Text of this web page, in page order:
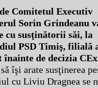
Comitetul Executiv
Sorin Grindeanu
cu susţinătorii săi, la
PSD Timiş, filială
înainte de decizia
îşi arate susţinerea
cu Liviu Dragnea se